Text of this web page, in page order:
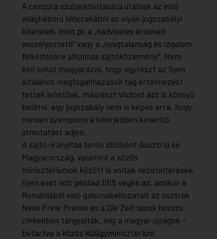
A cenzúra szubjektivitására utalnak az első
világháború időszakából az olyan jogszabályi
kitételek, mint pl. a „hadviselés érdekeit
veszélyeztető” vagy a „nyugtalanság és izgalom
felkeltésére alkalmas sajtóközlemény”. Nem
kell sokat magyarázni, hogy egyrészt az ilyen
általános megfogalmazások tág értelmezést
tettek lehetővé, másrészt viszont azt is könnyű
belátni, egy jogszabály nem is képes arra, hogy
minden szempontra kiterjedően kimerítő
útmutatást adjon.
A sajtó-irányítás terén időnként Ausztria és
Magyarország, valamint a közös
minisztériumok között is voltak nézeteltérések.
Ilyen eset volt például 1915 végén az, amikor a
Romániából való gabonabehozatalt az osztrák
Neue Freie Presse és a Die Zeit lapok hosszú
cikkekben tárgyalták, míg a magyar újságok –
betartva a közös külügyminisztérium